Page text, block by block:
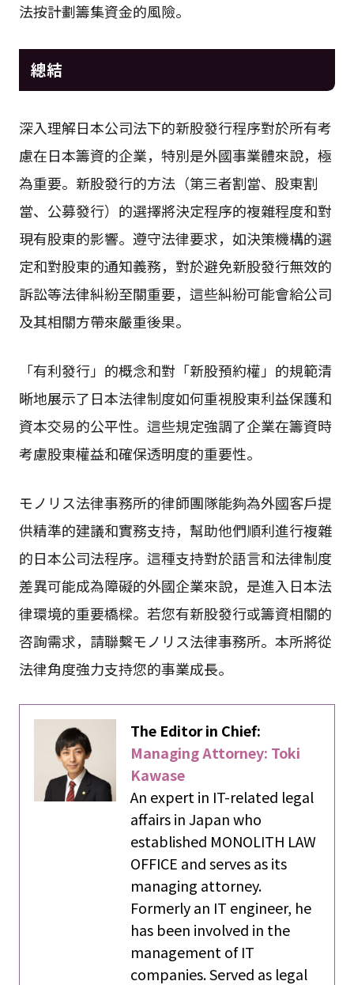
法按計劃籌集資金的風險。
總結
深入理解日本公司法下的新股發行程序對於所有考
慮在日本籌資的企業，特別是外國事業體來說，極
為重要。新股發行的方法（第三者割當、股東割
當、公募發行）的選擇將決定程序的複雜程度和對
現有股東的影響。遵守法律要求，如決策機構的選
定和對股東的通知義務，對於避免新股發行無效的
訴訟等法律糾紛至關重要，這些糾紛可能會給公司
及其相關方帶來嚴重後果。
「有利發行」的概念和對「新股預約權」的規範清
晰地展示了日本法律制度如何重視股東利益保護和
資本交易的公平性。這些規定強調了企業在籌資時
考慮股東權益和確保透明度的重要性。
モノリス法律事務所的律師團隊能夠為外國客戶提
供精準的建議和實務支持，幫助他們順利進行複雜
的日本公司法程序。這種支持對於語言和法律制度
差異可能成為障礙的外國企業來說，是進入日本法
律環境的重要橋樑。若您有新股發行或籌資相關的
咨詢需求，請聯繫モノリス法律事務所。本所將從
法律角度強力支持您的事業成長。
The Editor in Chief:
Managing Attorney: Toki
Kawase
An expert in IT-related legal
affairs in Japan who
established MONOLITH LAW
OFFICE and serves as its
managing attorney.
Formerly an IT engineer, he
has been involved in the
management of IT
companies. Served as legal